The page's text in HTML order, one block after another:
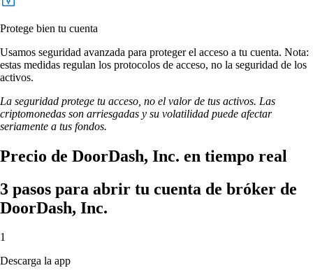
Protege bien tu cuenta
Usamos seguridad avanzada para proteger el acceso a tu cuenta. Nota:
estas medidas regulan los protocolos de acceso, no la seguridad de los
activos.
La seguridad protege tu acceso, no el valor de tus activos. Las
criptomonedas son arriesgadas y su volatilidad puede afectar
seriamente a tus fondos.
Precio de DoorDash, Inc. en tiempo real
3 pasos para abrir tu cuenta de bróker de
DoorDash, Inc.
1
Descarga la app